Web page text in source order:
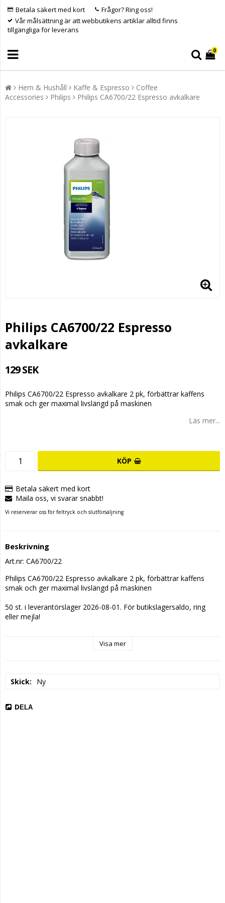
Betala säkert med kort
Frågor? Ring oss!
Vår målsättning är att webbutikens artiklar alltid finns
tillgängliga för leverans
0
Hem & Hushåll Kaffe & Espresso
Coffee
Accessories
Philips Philips CA6700/22 Espresso avkalkare
Philips CA6700/22 Espresso
avkalkare
129 SEK
Philips CA6700/22 Espresso avkalkare 2 pk, förbättrar kaffens
smak och ger maximal livslängd på maskinen
Läs mer...
KÖP
Betala säkert med kort
Maila oss, vi svarar snabbt!
Vi reserverar oss för feltryck och slutförsäljning
Beskrivning
Art.nr: CA6700/22
Philips CA6700/22 Espresso avkalkare 2 pk, förbättrar kaffens
smak och ger maximal livslängd på maskinen
50 st. i leverantörslager 2026-08-01. För butikslagersaldo, ring
eller mejla!
Visa mer
Skick Ny
DELA